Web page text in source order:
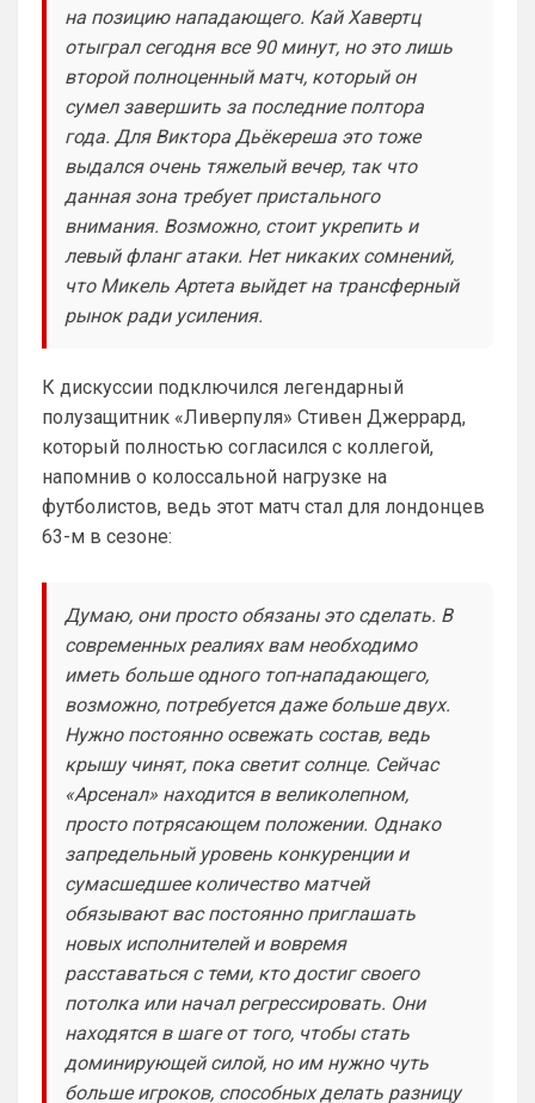
на позицию нападающего. Кай Хавертц
отыграл сегодня все 90 минут, но это лишь
второй полноценный матч, который он
сумел завершить за последние полтора
года. Для Виктора Дьёкереша это тоже
выдался очень тяжелый вечер, так что
данная зона требует пристального
внимания. Возможно, стоит укрепить и
левый фланг атаки. Нет никаких сомнений,
что Микель Артета выйдет на трансферный
рынок ради усиления.
К дискуссии подключился легендарный
полузащитник «Ливерпуля» Стивен Джеррард,
который полностью согласился с коллегой,
напомнив о колоссальной нагрузке на
футболистов, ведь этот матч стал для лондонцев
63-м в сезоне:
Думаю, они просто обязаны это сделать. В
современных реалиях вам необходимо
иметь больше одного топ-нападающего,
возможно, потребуется даже больше двух.
Нужно постоянно освежать состав, ведь
крышу чинят, пока светит солнце. Сейчас
«Арсенал» находится в великолепном,
просто потрясающем положении. Однако
запредельный уровень конкуренции и
сумасшедшее количество матчей
обязывают вас постоянно приглашать
новых исполнителей и вовремя
расставаться с теми, кто достиг своего
потолка или начал регрессировать. Они
находятся в шаге от того, чтобы стать
доминирующей силой, но им нужно чуть
больше игроков, способных делать разницу
Britball• 01:48
блин узнаю наш старый добрый чат на
Челси)))
Britball
Пацаны, будет время поставьте в
профиле любимый клуб, если еще не
поставили. Он будет отображаться в
комментах. Писать с большой буквы, без
всяких лишних знаков: Челси
Аристократ• 01:51
Конечно будет занятно , если Ямалю
SkyNet• 01:57
Ответ для Аристократ
Ааа, Кибер это ты , я только щас догнал про
Скайнет )
Еба ты тормоз. ))
SkyNet• 01:59изменено
любимый клуб, если еще не поставили. Он
будет отображаться в комментах. Писать с
Не хочу, я может ещё подумаю и
Барбилону к примеру поставлю или
Britball• 02:16
Ответ для SkyNet
Не хочу, я может ещё подумаю и Барбилону
пока только Челси работает у нас. Я еще
не все настроил, можешь даже шпор
поставить, лого не высветится)
Deep_Blue• 12:07
Ответ для Аристократ
ЗМ, а не Кейну
А за что Кейну? Оба главных турнира,
ЧМ и ЛЧ, его команды слили.